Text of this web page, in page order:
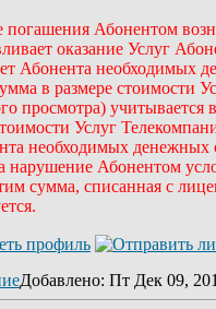
погашения Абонентом
оказание Услуг
Абонента необходимых
в размере стоимости
просмотра)
Услуг
необходимых денежных
нарушение Абонентом
сумма, списанная с
Добавлено: Пт Дек 09,